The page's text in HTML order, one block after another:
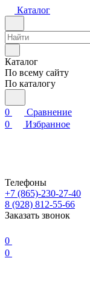
Каталог
Каталог
По всему сайту
По каталогу
0
Сравнение
0
Избранное
Телефоны
+7 (865)-230-27-40
8 (928) 812-55-66
Заказать звонок
0
0